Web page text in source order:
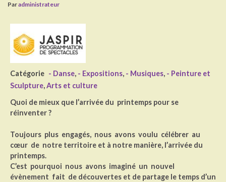
Paradministrateur
Catégorie - Danse, - Expositions, - Musiques, - Peinture et
Sculpture,Arts et culture
Quoi de mieux que l’arrivée du printemps pour se
réinventer ?
Toujours plus engagés, nous avons voulu célébrer au
cœur de notre territoire et à notre manière, l’arrivée du
printemps.
C’est pourquoi nous avons imaginé un nouvel
évènement fait de découvertes et de partage le temps d’un